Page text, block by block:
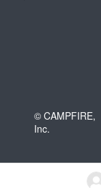
© CAMPFIRE,
Inc.